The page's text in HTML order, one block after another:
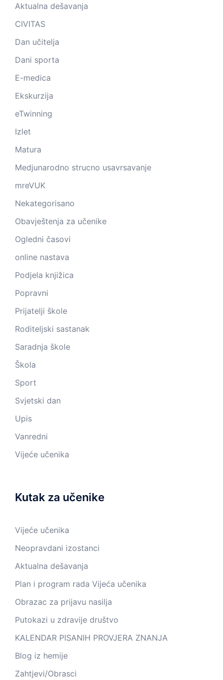
Aktualna dešavanja
CIVITAS
Dan učitelja
Dani sporta
E-medica
Ekskurzija
eTwinning
Izlet
Matura
Medjunarodno strucno usavrsavanje
mreVUK
Nekategorisano
Obavještenja za učenike
Ogledni časovi
online nastava
Podjela knjižica
Popravni
Prijatelji škole
Roditeljski sastanak
Saradnja škole
Škola
Sport
Svjetski dan
Upis
Vanredni
Vijeće učenika
Kutak za učenike
Vijeće učenika
Neopravdani izostanci
Aktualna dešavanja
Plan i program rada Vijeća učenika
Obrazac za prijavu nasilja
Putokazi u zdravije društvo
KALENDAR PISANIH PROVJERA ZNANJA
Blog iz hemije
Zahtjevi/Obrasci